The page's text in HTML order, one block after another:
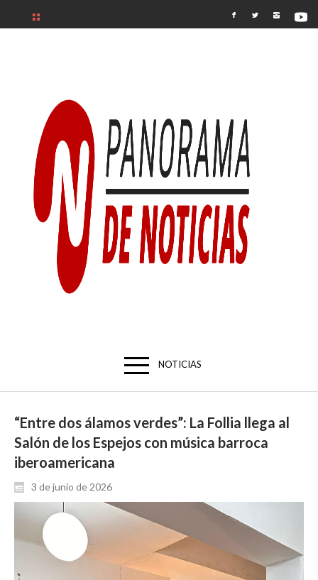
NOTICIAS
“Entre dos álamos verdes”: La Follia llega al
Salón de los Espejos con música barroca
iberoamericana
3 de junio de 2026